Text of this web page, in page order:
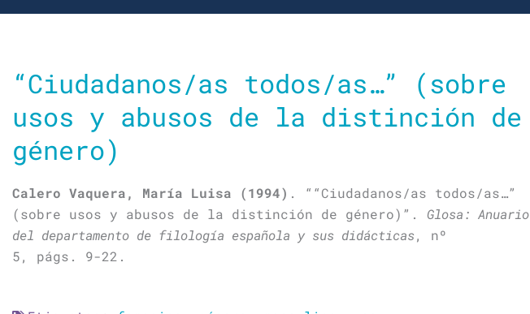
“Ciudadanos/as todos/as…” (sobre
usos y abusos de la distinción de
género)
Calero Vaquera, María Luisa (1994) . ““Ciudadanos/as todos/as…”
(sobre usos y abusos de la distinción de género)”. Glosa: Anuario
del departamento de filología española y sus didácticas, nº
5, págs. 9-22.